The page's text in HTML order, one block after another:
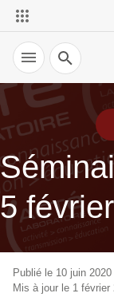
Recherche
5
Publié le 10 juin 2020
Mis à jour le 1 février